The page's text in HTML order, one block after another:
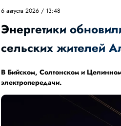
6 августа 2026 / 13:48
Энергетики
сельских жителей
В Бийском, Солтонском и
электропередачи.